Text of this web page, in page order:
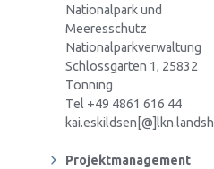
Nationalpark und
Meeresschutz
Nationalparkverwaltung
Schlossgarten 1, 25832
Tönning
Tel +49 4861 616 44
Projektmanagement